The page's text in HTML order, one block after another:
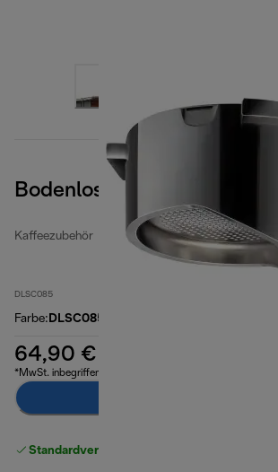
Bodenloser Siebträger
Kaffeezubehör
DLSC085
Farbe: DLSC085
64,90 €
*MwSt. inbegriffen
Standardversand kostenlos